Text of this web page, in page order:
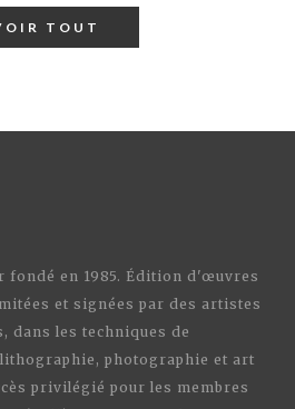
TOUT
fondé en 1985. Édition d'œuvres
et signées par des artistes
dans les techniques de
photographie et art
privilégié pour les membres